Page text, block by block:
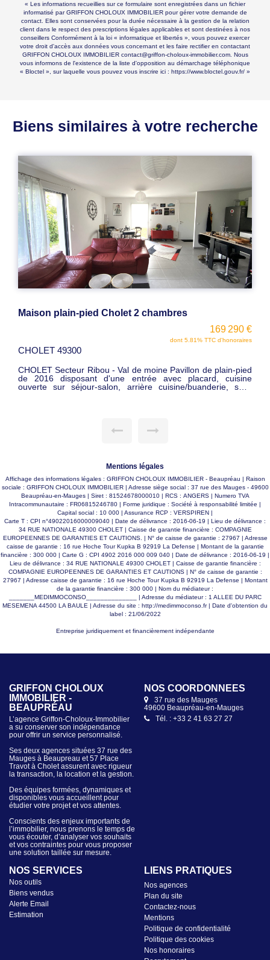
« Les informations recueillies sur ce formulaire sont enregistrées dans un fichier
informatisé par GRIFFON CHOLOUX IMMOBILIER pour gérer votre demande de
contact. Elles sont conservées pour la durée nécessaire à la gestion de la relation
client dans le respect des prescriptions légales applicables et sont destinées à nos
conseillers Conformément à la loi « informatique et libertés », vous pouvez exercer
votre droit d'accès aux données vous concernant et les faire rectifier en contactant
GRIFFON CHOLOUX IMMOBILIER contact@griffon-choloux-immobilier.com. Nous
vous informons de l'existence de la liste d'opposition au démarchage téléphonique
« Bloctel », sur laquelle vous pouvez vous inscrire ici : https://www.bloctel.gouv.fr/ »
Biens similaires à votre recherche
Maison de ville rénovée Cholet 3 pièce(s)
136 500 €
dont 5.81% TTC d'honoraires
CHOLET 49300
CHOLET EXCLUSIVITE Maison de ville rénovée comprenant
salon, cuisine équipée, arrière cuisine, 2 chambres, 1
bureau, salle d'eau+wc. Terrasse sur le coté avec
Mentions légales
Affichage des informations légales : GRIFFON CHOLOUX IMMOBILIER - Beaupréau | Raison
sociale : GRIFFON CHOLOUX IMMOBILIER | Adresse siège social : 37 rue des Mauges - 49600
Beaupréau-en-Mauges | Siret : 81524678000010 | RCS : ANGERS | Numero TVA
Intracommunautaire : FR06815246780 | Forme juridique : Société à responsabilité limitée |
Capital social : 10 000 | Assurance RCP : VERSPIREN |
Carte T : CPI n°49022016000009040 | Date de délivrance : 2016-06-19 | Lieu de délivrance :
34 RUE NATIONALE 49300 CHOLET | Caisse de garantie financière : COMPAGNIE
EUROPEENNES DE GARANTIES ET CAUTIONS. | N° de caisse de garantie : 27967 | Adresse
caisse de garantie : 16 rue Hoche Tour Kupka B 92919 La Defense | Montant de la garantie
financière : 300 000 | Carte G : CPI 4902 2016 000 009 040 | Date de délivrance : 2016-06-19 |
Lieu de délivrance : 34 RUE NATIONALE 49300 CHOLET | Caisse de garantie financière :
COMPAGNIE EUROPEENNES DE GARANTIES ET CAUTIONS | N° de caisse de garantie :
27967 | Adresse caisse de garantie : 16 rue Hoche Tour Kupka B 92919 La Defense | Montant
de la garantie financière : 300 000 | Nom du médiateur :
_______MEDIMMOCONSO______________ | Adresse du médiateur : 1 ALLEE DU PARC
MESEMENA 44500 LA BAULE | Adresse du site : http://medimmoconso.fr| Date d'obtention du
label : 21/06/2022
Entreprise juridiquement et financièrement indépendante
GRIFFON CHOLOUX
IMMOBILIER - CHOLET
L’agence Griffon-Choloux-Immobilier
a su conserver son indépendance
pour offrir un service personnalisé.
Ses deux agences situées 37 rue des
Mauges à Beaupreau et 57 Place
Travot à Cholet assurent avec rigueur
la transaction, la location et la gestion.
Des équipes formées, dynamiques et
disponibles vous accueillent pour
étudier votre projet et vos attentes.
Conscients des enjeux importants de
l’immobilier, nous prenons le temps de
vous écouter, d’analyser vos souhaits
et vos contraintes pour vous proposer
une solution taillée sur mesure.
NOS COORDONNÉES
57 place Travot
49300 Cholet
Tél. : +33 2 41 56 42 33
NOS SERVICES
Nos outils
Biens vendus
Alerte Email
Estimation
LIENS PRATIQUES
Nos agences
Plan du site
Contactez-nous
Mentions
Politique de confidentialité
Politique des cookies
Nos honoraires